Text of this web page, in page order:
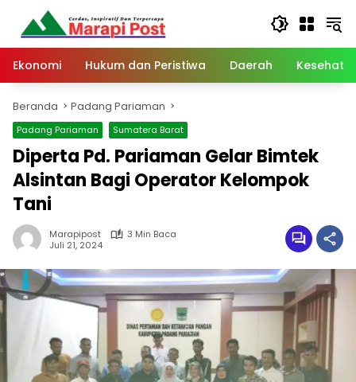
Langsung
konten
Ekonomi
Hukum dan Peristiwa Daerah
Beranda Padang Pariaman
Padang Pariaman Sumatera Barat
Diperta Pd. Pariaman Gelar Bimtek
Alsintan Bagi Operator Kelompok
Tani
Marapipost
3 Min Baca
Juli 21, 2024